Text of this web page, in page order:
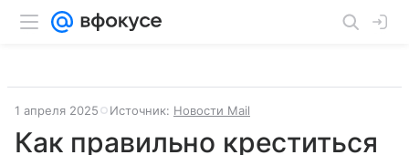
1 апреля 2025 Источник: Новости Mail
Как правильно креститься